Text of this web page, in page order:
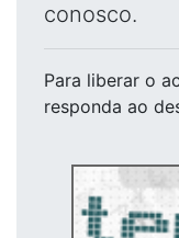
conosco.
Para liberar o
responda ao